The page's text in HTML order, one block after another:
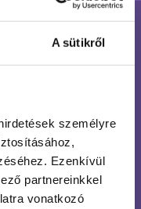
A sütikről
személyre
Ezenkívül
partnereinkkel
vonatkozó
ÉS FIXÁLÓ